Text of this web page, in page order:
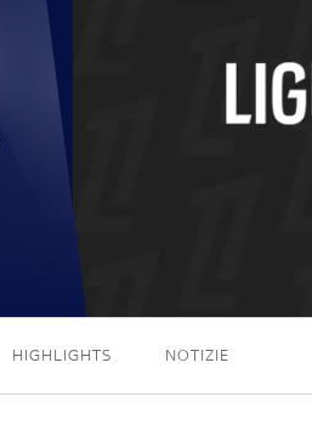
HIGHLIGHTS NOTIZIE